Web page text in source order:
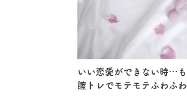
いい恋愛ができない時…
膣トレでモテモテふわふ